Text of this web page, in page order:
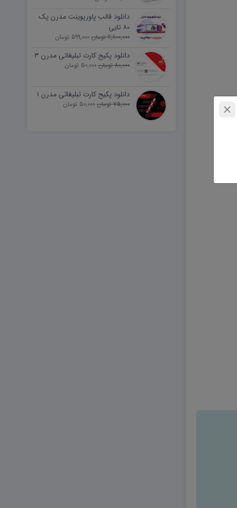
دانلود قالب پاورپوینت مدرن پک
۸۰ تایی
2,800,000 تومان 599,000 تومان
دانلود پکیج کارت تبلیغاتی مدرن ۳
80,000 تومان 50,000 تومان
دانلود پکیج کارت تبلیغاتی مدرن ۱
75,000 تومان 50,000 تومان